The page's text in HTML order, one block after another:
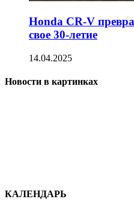
Honda CR-V
свое 30-летие
14.04.2025
Новости в картинках
КАЛЕНДАРЬ